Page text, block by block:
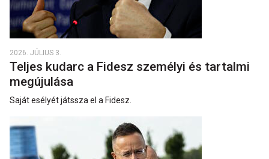
2026. JÚLIUS 3.
Teljes kudarc a Fidesz személyi és tartalmi
megújulása
Saját esélyét játssza el a Fidesz.